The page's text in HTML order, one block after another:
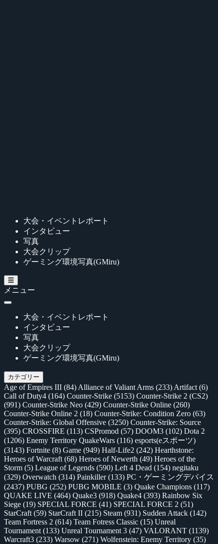
大会・イベントレポート
インタビュー
写真
大会クリップ
ゲーミング環境写真(GMiru)
メニュー
大会・イベントレポート
インタビュー
写真
大会クリップ
ゲーミング環境写真(GMiru)
カテゴリー
Age of Empires III (84) Alliance of Valiant Arms (233) Artifact (6)
Call of Duty4 (164) Counter-Strike (5153) Counter-Strike 2 (CS2)
(991) Counter-Strike Neo (429) Counter-Strike Online (260)
Counter-Strike Online 2 (18) Counter-Strike: Condition Zero (63)
Counter-Strike: Global Offensive (3250) Counter-Strike: Source
(395) CROSSFIRE (113) CSPromod (57) DOOM3 (102) Dota 2
(1206) Enemy Territory QuakeWars (116) esports(eスポーツ)
(3143) Fortnite (8) Game (949) Half-Life2 (242) Hearthstone:
Heroes of Warcraft (68) Heroes of Newerth (49) Heroes of the
Storm (5) League of Legends (590) Left 4 Dead (154) negitaku
(329) Overwatch (314) Painkiller(133) PC・ゲーミングデバイス
(2437) PUBG (252) PUBG MOBILE (3) Quake Champions (117)
QUAKE LIVE (464) Quake3 (918) Quake4 (393) Rainbow Six
Siege (19) SPECIAL FORCE (41) SPECIAL FORCE 2 (51)
StarCraft (59) StarCraft II (215) Steam (931) Sudden Attack (142)
Team Fortress 2 (614) Team Fotress Classic (15) Unreal
Tournament (133) Unreal Tournament 3 (47) VALORANT (1139)
Warcraft3 (233) Warsow (271) Wolfenstein: Enemy Territory (35)